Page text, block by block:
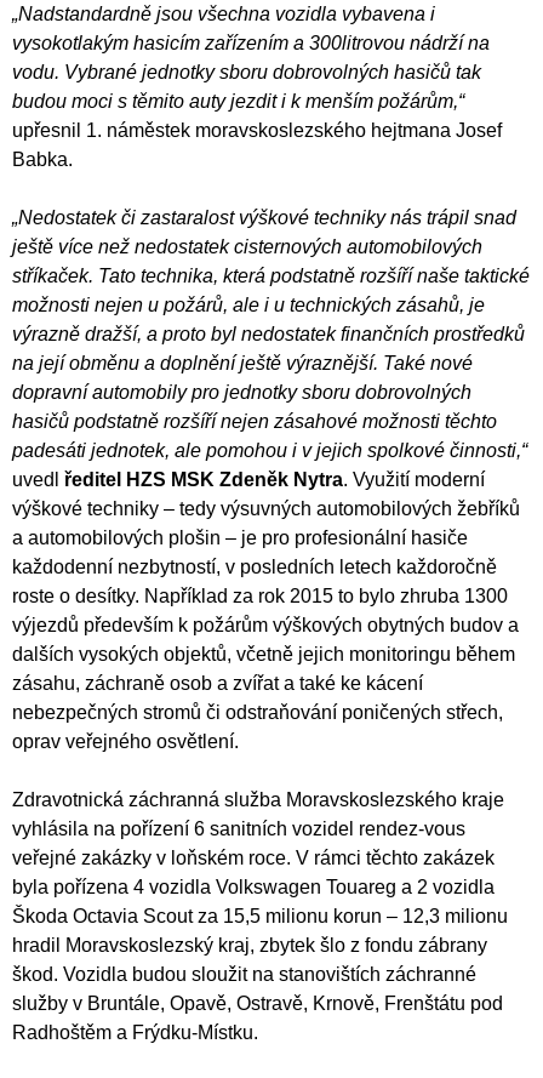
„Nadstandardně jsou všechna vozidla vybavena i
vysokotlakým hasicím zařízením a 300litrovou nádrží na
vodu. Vybrané jednotky sboru dobrovolných hasičů tak
budou moci s těmito auty jezdit i k menším požárům,“
upřesnil 1. náměstek moravskoslezského hejtmana Josef
Babka.
„Nedostatek či zastaralost výškové techniky nás trápil snad
ještě více než nedostatek cisternových automobilových
stříkaček. Tato technika, která podstatně rozšíří naše taktické
možnosti nejen u požárů, ale i u technických zásahů, je
výrazně dražší, a proto byl nedostatek finančních prostředků
na její obměnu a doplnění ještě výraznější. Také nové
dopravní automobily pro jednotky sboru dobrovolných
hasičů podstatně rozšíří nejen zásahové možnosti těchto
padesáti jednotek, ale pomohou i v jejich spolkové činnosti,“
uvedl ředitel HZS MSK Zdeněk Nytra. Využití moderní
výškové techniky – tedy výsuvných automobilových žebříků
a automobilových plošin – je pro profesionální hasiče
každodenní nezbytností, v posledních letech každoročně
roste o desítky. Například za rok 2015 to bylo zhruba 1300
výjezdů především k požárům výškových obytných budov a
dalších vysokých objektů, včetně jejich monitoringu během
zásahu, záchraně osob a zvířat a také ke kácení
nebezpečných stromů či odstraňování poničených střech,
oprav veřejného osvětlení.
Zdravotnická záchranná služba Moravskoslezského kraje
vyhlásila na pořízení 6 sanitních vozidel rendez-vous
veřejné zakázky v loňském roce. V rámci těchto zakázek
byla pořízena 4 vozidla Volkswagen Touareg a 2 vozidla
Škoda Octavia Scout za 15,5 milionu korun – 12,3 milionu
hradil Moravskoslezský kraj, zbytek šlo z fondu zábrany
škod. Vozidla budou sloužit na stanovištích záchranné
služby v Bruntále, Opavě, Ostravě, Krnově, Frenštátu pod
Radhoštěm a Frýdku-Místku.